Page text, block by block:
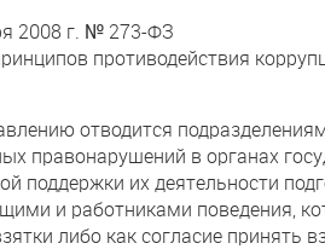
2008 г. № 273-ФЗ
противодействия
отводится
правонарушений в органах
поддержки их деятельности
и работниками поведения,
либо как согласие принять